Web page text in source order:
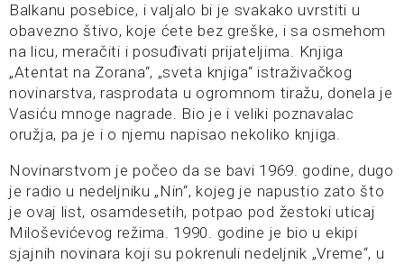
Balkanu posebice, i valjalo bi je svakako uvrstiti u
obavezno štivo, koje ćete bez greške, i sa osmehom
na licu, meračiti i posuđivati prijateljima. Knjiga
„Atentat na Zorana“, „sveta knjiga“ istraživačkog
novinarstva, rasprodata u ogromnom tiražu, donela je
Vasiću mnoge nagrade. Bio je i veliki poznavalac
oružja, pa je i o njemu napisao nekoliko knjiga.
Novinarstvom je počeo da se bavi 1969. godine, dugo
je radio u nedeljniku „Nin“, kojeg je napustio zato što
je ovaj list, osamdesetih, potpao pod žestoki uticaj
Miloševićevog režima. 1990. godine je bio u ekipi
sjajnih novinara koji su pokrenuli nedeljnik „Vreme“, u